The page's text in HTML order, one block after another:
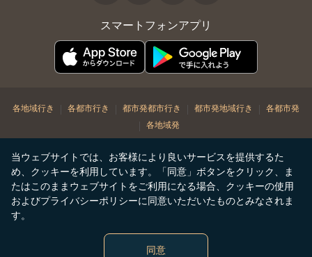
当ウェブサイトでは、お客様により良いサービスを提供するた
め、クッキーを利用しています。「同意」ボタンをクリック、ま
たはこのままウェブサイトをご利用になる場合、クッキーの使用
およびプライバシーポリシーに同意いただいたものとみなされま
す。
同意
スマートフォンアプリ
各地域行き | 各都市行き | 都市発都市行き | 都市発地域行き | 各都市発
| 各地域発